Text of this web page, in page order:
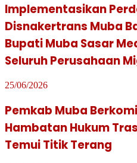
Implementasikan
Disnakertrans Muba
Bupati Muba Sasar
Seluruh Perusahaan
25/06/2026
Pemkab Muba
Hambatan Hukum
Temui Titik Terang